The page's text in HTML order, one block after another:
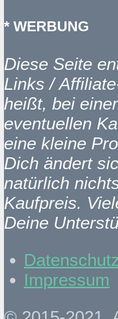
* WERBUNG
Diese Seite
Links /
heißt, bei
eventuellen
eine kleine
Dich ändert
natürlich
Kaufpreis.
Deine
Impressum